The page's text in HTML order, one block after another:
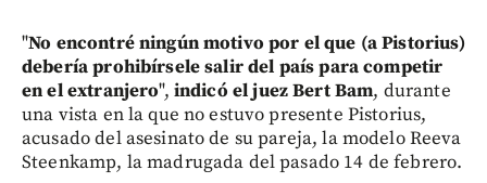
"No encontré ningún motivo por el que (a Pistorius)
debería prohibírsele salir del país para competir
en el extranjero", indicó el juez Bert Bam, durante
una vista en la que no estuvo presente Pistorius,
acusado del asesinato de su pareja, la modelo Reeva
Steenkamp, la madrugada del pasado 14 de febrero.